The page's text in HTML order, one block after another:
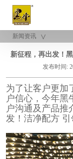
新闻资讯
新征程，再出发！
发布时间:
为了让客户更加
户信心，今年黑
户沟通及产品推
发！洁净配方 引